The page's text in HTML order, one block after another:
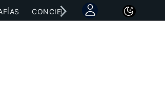
CONCIERTOS LETRAS